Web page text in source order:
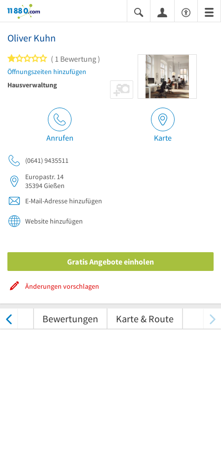
11880.com
Oliver Kuhn
1 von 5 Sternen
1 Bewertung
Öffnungszeiten hinzufügen
Hausverwaltung
Anrufen Karte
(0641) 9435511
Europastr. 14
35394Gießen
E-Mail-Adresse hinzufügen
Website hinzufügen
Gratis Angebote einholen
Änderungen vorschlagen
Bewertungen Karte & Route